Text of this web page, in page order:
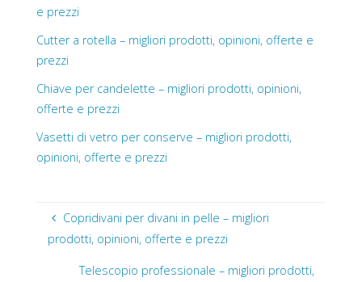
e prezzi
Cutter a rotella – migliori prodotti, opinioni, offerte e
prezzi
Chiave per candelette – migliori prodotti, opinioni,
offerte e prezzi
Vasetti di vetro per conserve – migliori prodotti,
opinioni, offerte e prezzi
Copridivani per divani in pelle – migliori
prodotti, opinioni, offerte e prezzi
Telescopio professionale – migliori prodotti,